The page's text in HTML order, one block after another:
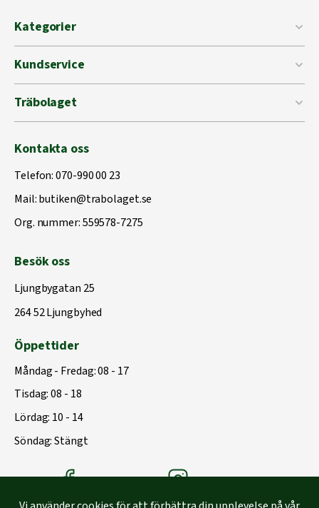
Kategorier
Kundservice
Träbolaget
Kontakta oss
Telefon:070-990 00 23
Mail:butiken@trabolaget.se
Org. nummer: 559578-7275
Besök oss
Ljungbygatan 25
264 52 Ljungbyhed
Öppettider
Måndag - Fredag: 08 - 17
Tisdag: 08 - 18
Lördag: 10 - 14
Söndag: Stängt
Träbolagets FacebookTräbolagets instagram